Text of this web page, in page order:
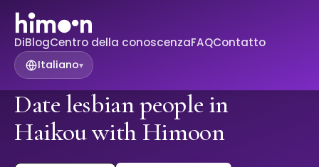
DiBlogCentro della conoscenzaFAQContatto
Italiano▾
Date lesbian people in
Haikou with Himoon